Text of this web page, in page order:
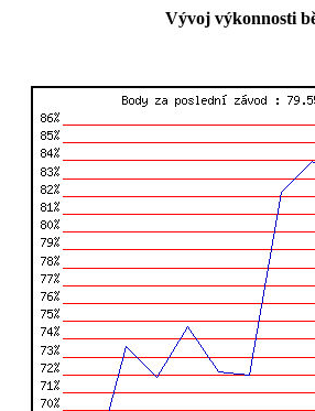
Vývoj výkonnosti